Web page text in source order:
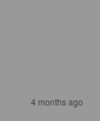
4 months ago